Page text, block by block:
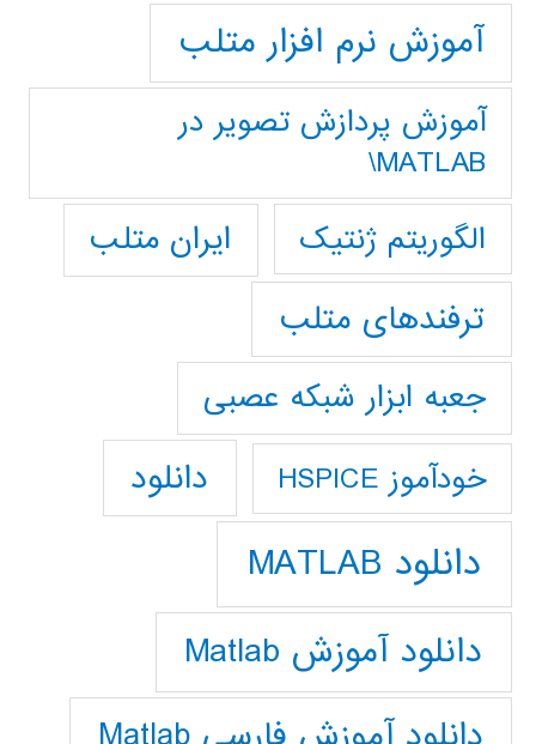
آموزش نرم افزار متلب
آموزش پردازش تصوير در
MATLAB\
الگوریتم ژنتیک
ایران متلب
ترفندهای متلب
جعبه ابزار شبکه عصبی
خودآموز HSPICE دانلود
دانلود MATLAB
دانلود آموزش Matlab